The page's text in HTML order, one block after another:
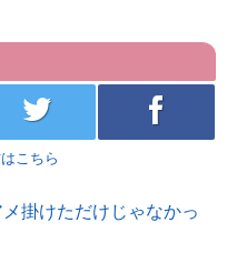
twitter facebook
こちら
掛けただけじゃなかっ